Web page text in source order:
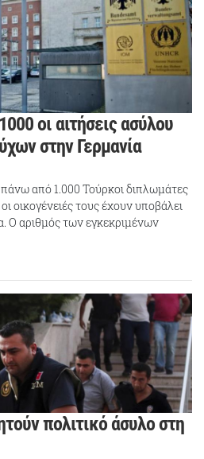
οι αιτήσεις ασύλου
στην Γερμανία
από 1.000 Τούρκοι διπλωμάτες
οικογένειές τους έχουν υποβάλει
Ο αριθμός των εγκεκριμένων
πολιτικό άσυλο στη